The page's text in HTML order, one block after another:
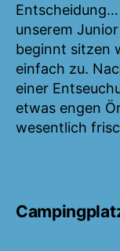
unserem
beginnt sitzen
einfach zu.
einer
etwas engen
wesentlich